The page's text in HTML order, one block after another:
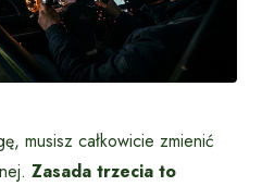
musisz całkowicie zmienić
Zasada trzecia to